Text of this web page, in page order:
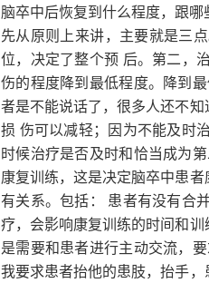
脑卒中后恢复到什么程度，跟哪
先从原则上来讲，主要就是三
位，决定了整个预 后。第二，
伤的程度降到最低程度。降到
者是不能说话了，很多人还不
损 伤可以减轻；因为不能及时
时候治疗是否及时和恰当成为
康复训练，这是决定脑卒中患
有关系。包括： 患者有没有合
疗，会影响康复训练的时间和
是需要和患者进行主动交流，
我要求患者抬他的患肢，抬手